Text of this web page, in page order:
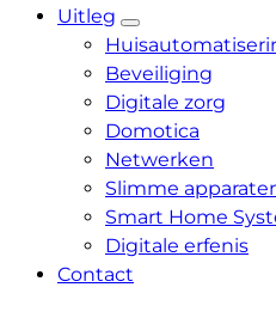
Uitleg
Beveiliging
Digitale zorg
Domotica
Netwerken
Slimme
Smart Home
Digitale erfenis
Contact